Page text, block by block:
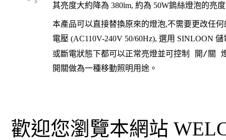
其亮度大約降為 380lm, 約為 50W鎢絲燈泡的亮
本產品可以直接替換原來的燈泡,不需要更改任
電壓 (AC110V-240V 50/60Hz), 選用 SINLOON
或斷電狀態下都可以正常亮燈並可控制 開 /關
開關做為一種移動照明用途。
歡迎您瀏覽本網站